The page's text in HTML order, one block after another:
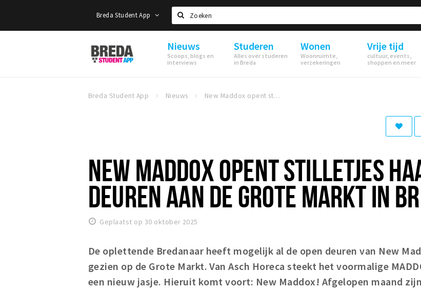
Breda Student App
Zoeken
Breda
Student
Nieuws
Scoops, blogs en
interviews
Studeren
Alles over studeren
in Breda
Wonen
Woonruimte,
verzekeringen
Vrije tijd
cultuur, events,
shoppen en meer
Breda Student App Nieuws New Maddox opent stilletjes haar deuren aan de Grote Markt in Breda
NEW MADDOX OPENT STILLETJES
DEUREN AAN DE GROTE MARKT IN
Geplaatst op 30 oktober 2025
De oplettende Bredanaar heeft mogelijk al de open deuren van New
gezien op de Grote Markt. Van Asch Horeca steekt het voormalige
een nieuw jasje. Hieruit komt voort: New Maddox! Afgelopen maand zijn